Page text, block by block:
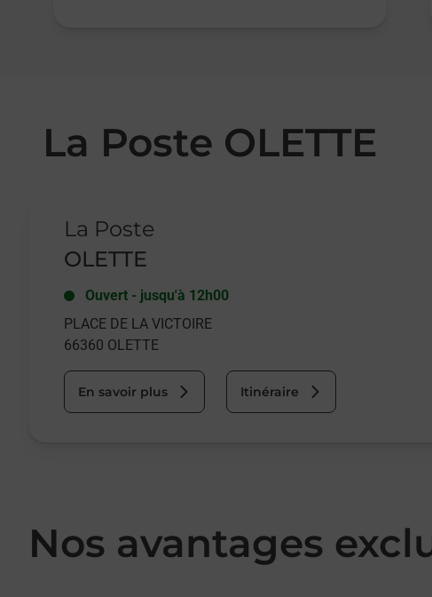
La Poste OLETTE
La Poste
OLETTE
Ouvert - jusqu'à 12h00
PLACE DE LA VICTOIRE
66360 OLETTE
En savoir plus Itinéraire
Nos avantages